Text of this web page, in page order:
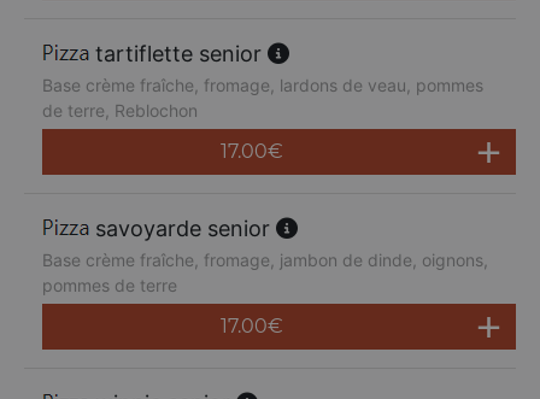
tartiflette senior
Base crème fraîche, fromage, lardons de veau, pommes
de terre, Reblochon
17.00€
savoyarde senior
Base crème fraîche, fromage, jambon de dinde, oignons,
pommes de terre
17.00€